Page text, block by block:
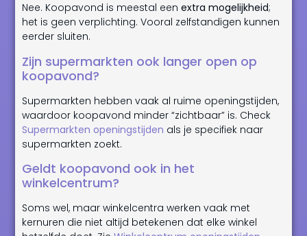
Nee. Koopavond is meestal eenextra mogelijkheid;
het is geen verplichting. Vooral zelfstandigen kunnen
eerder sluiten.
Zijn supermarkten ook langer open op
koopavond?
Supermarkten hebben vaak al ruime openingstijden,
waardoor koopavond minder “zichtbaar” is. Check
Supermarkten openingstijden als je specifiek naar
supermarkten zoekt.
Geldt koopavond ook in het
winkelcentrum?
Soms wel, maar winkelcentra werken vaak met
kernuren die niet altijd betekenen dat elke winkel